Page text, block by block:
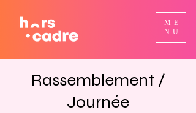
ME
NU
Rassemblement /
Journée